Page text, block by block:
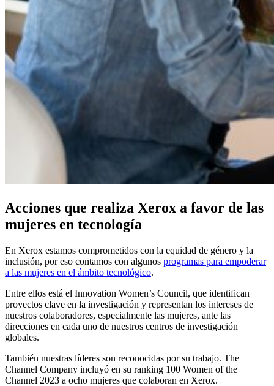
Acciones que realiza Xerox a favor de las
mujeres en tecnología
En Xerox estamos comprometidos con la equidad de género y la
inclusión, por eso contamos con algunos programas para empoderar
a las mujeres en el ámbito tecnológico.
Entre ellos está el Innovation Women’s Council, que identifican
proyectos clave en la investigación y representan los intereses de
nuestros colaboradores, especialmente las mujeres, ante las
direcciones en cada uno de nuestros centros de investigación
globales.
También nuestras líderes son reconocidas por su trabajo. The
Channel Company incluyó en su ranking 100 Women of the
Channel 2023 a ocho mujeres que colaboran en Xerox.